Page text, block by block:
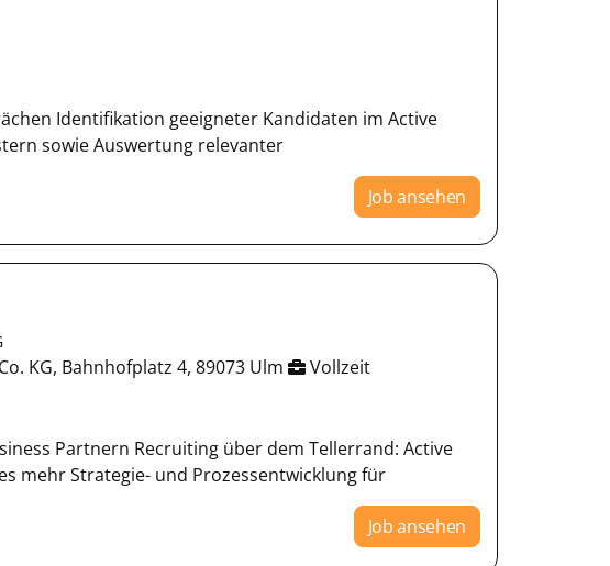
Identifikation geeigneter Kandidaten im Active
sowie Auswertung relevanter
Job ansehen
KG, Bahnhofplatz 4, 89073 Ulm Vollzeit
Partnern Recruiting über dem Tellerrand: Active
mehr Strategie- und Prozessentwicklung für
Job ansehen